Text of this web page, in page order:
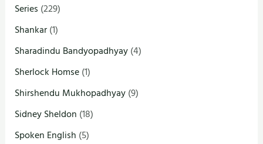
Series (229)
Shankar(1)
Sharadindu Bandyopadhyay(4)
Sherlock Homse(1)
Shirshendu Mukhopadhyay(9)
Sidney Sheldon (18)
Spoken English (5)